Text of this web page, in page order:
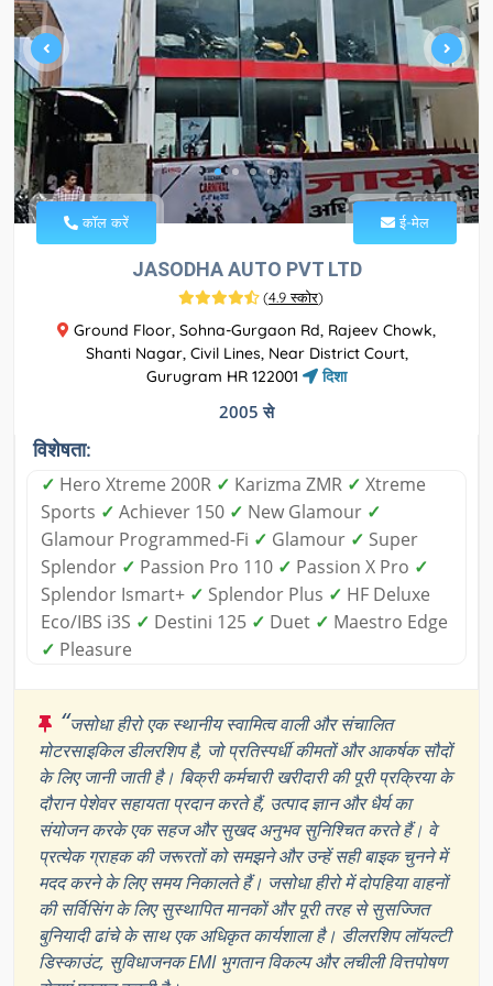
कॉल करें ई-मेल
JASODHA AUTO PVT LTD
(4.9 स्कोर)
Ground Floor, Sohna-Gurgaon Rd, Rajeev Chowk,
Shanti Nagar, Civil Lines, Near District Court,
Gurugram HR 122001
दिशा
2005 से
विशेषता:
✓ Hero Xtreme 200R ✓ Karizma ZMR ✓ Xtreme
Sports ✓ Achiever 150 ✓ New Glamour ✓
Glamour Programmed-Fi ✓ Glamour ✓ Super
Splendor ✓ Passion Pro 110 ✓ Passion X Pro ✓
Splendor Ismart+ ✓ Splendor Plus ✓ HF Deluxe
Eco/IBS i3S ✓ Destini 125 ✓ Duet ✓ Maestro Edge
✓ Pleasure
“जसोधा हीरो एक स्थानीय स्वामित्व वाली और संचालित
मोटरसाइकिल डीलरशिप है, जो प्रतिस्पर्धी कीमतों और आकर्षक सौदों
के लिए जानी जाती है। बिक्री कर्मचारी खरीदारी की पूरी प्रक्रिया के
दौरान पेशेवर सहायता प्रदान करते हैं, उत्पाद ज्ञान और धैर्य का
संयोजन करके एक सहज और सुखद अनुभव सुनिश्चित करते हैं। वे
प्रत्येक ग्राहक की जरूरतों को समझने और उन्हें सही बाइक चुनने में
मदद करने के लिए समय निकालते हैं। जसोधा हीरो में दोपहिया वाहनों
की सर्विसिंग के लिए सुस्थापित मानकों और पूरी तरह से सुसज्जित
बुनियादी ढांचे के साथ एक अधिकृत कार्यशाला है। डीलरशिप लॉयल्टी
डिस्काउंट, सुविधाजनक EMI भुगतान विकल्प और लचीली वित्तपोषण